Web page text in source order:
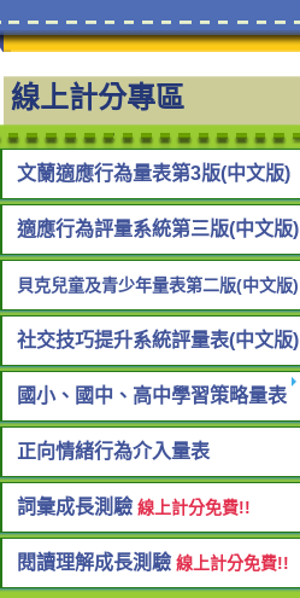
線上計分專區
文蘭適應行為量表第3版(中文版)
適應行為評量系統第三版(中文版)
貝克兒童及青少年量表第二版(中文版)
社交技巧提升系統評量表(中文版)
國小、國中、高中學習策略量表
正向情緒行為介入量表
詞彙成長測驗 線上計分免費!!
閱讀理解成長測驗 線上計分免費!!